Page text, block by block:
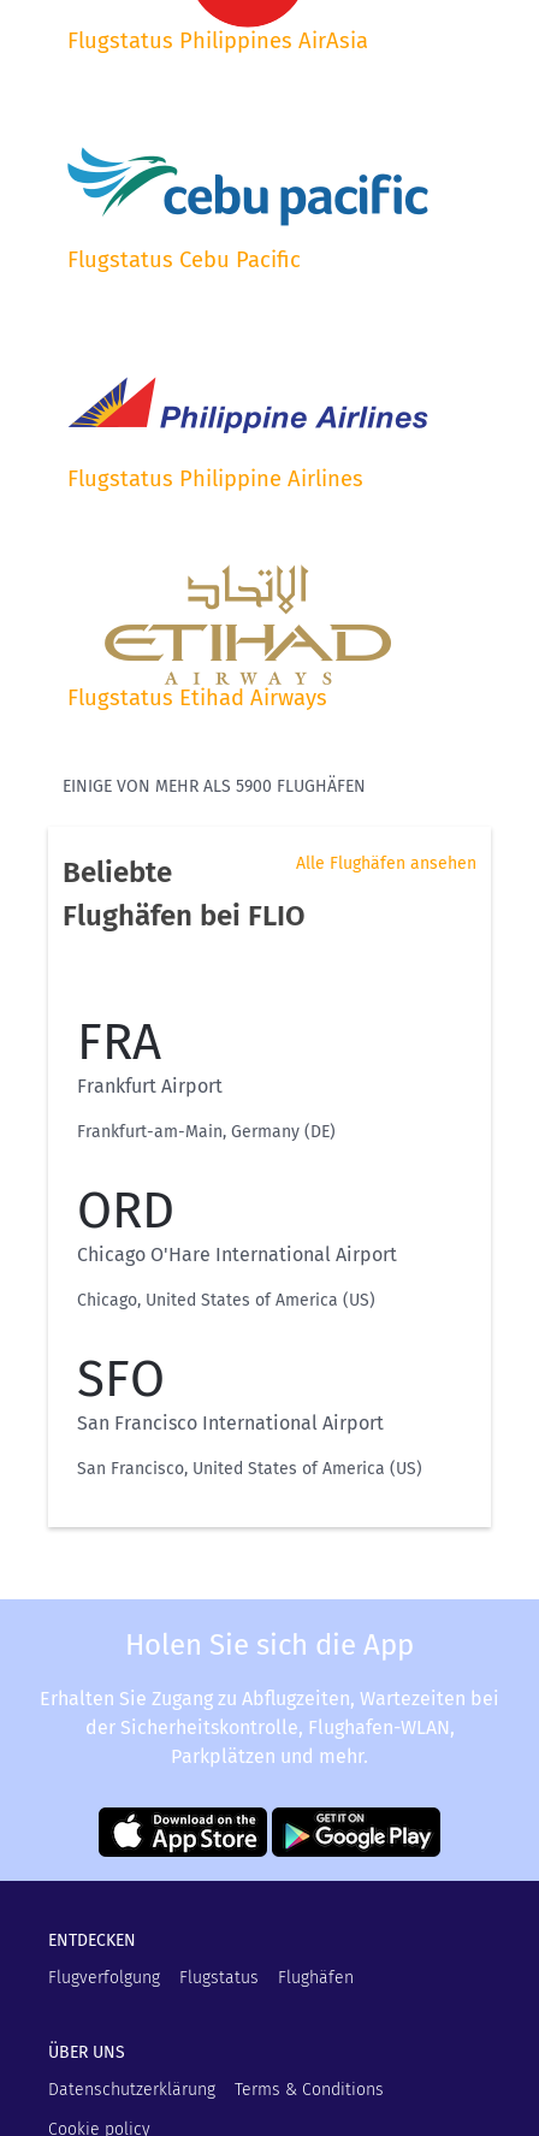
Flugstatus Philippines AirAsia
Flugstatus Cebu Pacific
Flugstatus Philippine Airlines
Flugstatus Etihad Airways
EINIGE VON MEHR ALS 5900 FLUGHÄFEN
Alle Flughäfen ansehen
Beliebte
Flughäfen bei FLIO
FRA
Frankfurt Airport
Frankfurt-am-Main, Germany (DE)
ORD
Chicago O'Hare International Airport
Chicago, United States of America (US)
SFO
San Francisco International Airport
San Francisco, United States of America (US)
Holen Sie sich die App
Erhalten Sie Zugang zu Abflugzeiten, Wartezeiten bei
der Sicherheitskontrolle, Flughafen-WLAN,
Parkplätzen und mehr.
ENTDECKEN
Flugverfolgung
Flugstatus Flughäfen
ÜBER UNS
Datenschutzerklärung
Terms & Conditions
Cookie policy